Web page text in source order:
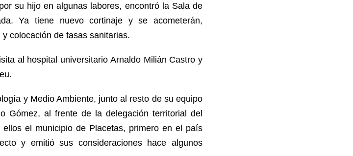
su hijo en algunas labores, encontró la Sala de
Ya tiene nuevo cortinaje y se acometerán,
colocación de tasas sanitarias.
al hospital universitario Arnaldo Milián Castro y
y Medio Ambiente, junto al resto de su equipo
Gómez, al frente de la delegación territorial del
el municipio de Placetas, primero en el país
y emitió sus consideraciones hace algunos